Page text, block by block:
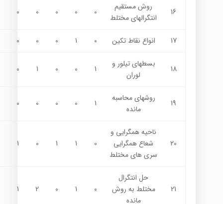
16
روش مستقيم
انتگرالهاي مختلط
0
0
0
0
0
17 انواع نقاط تكين 0
1
0
0
0
18
بسطهاي تيلور و
لوران
1
0
0
1
0
19
روشهاي محاسبه
مانده
1
0
0
0
0
20
ناحيه همگرايي و
شعاع همگرايي
سري هاي مختلط
0
1
1
0
1
21
حل انتگرال
مختلط به روش
مانده
0
1
0
2
1